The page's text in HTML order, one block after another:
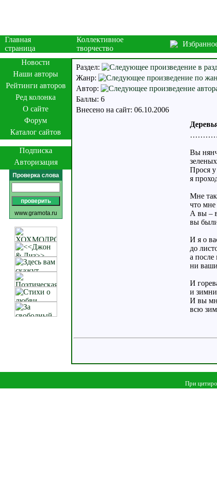
Главная
страница
Коллективное
творчество
Новости
Наши авторы
Рейтинги авторов
Ред колонка
О сайте
Форум
Каталог сайтов
Подписка
Авторизация
Проверка слова
www.gramota.ru
Раздел:
Жанр:
Автор:
Баллы: 6
Внесено на сайт: 06.10.2006
Вы
Прося
я
Мне так
что мне
А вы –
вы
И я о
до
а после
ни
И
и
И вы
всю
При